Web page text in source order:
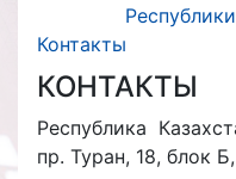
Республики
Контакты
КОНТАКТЫ
Республика
пр. Туран, 18, блок